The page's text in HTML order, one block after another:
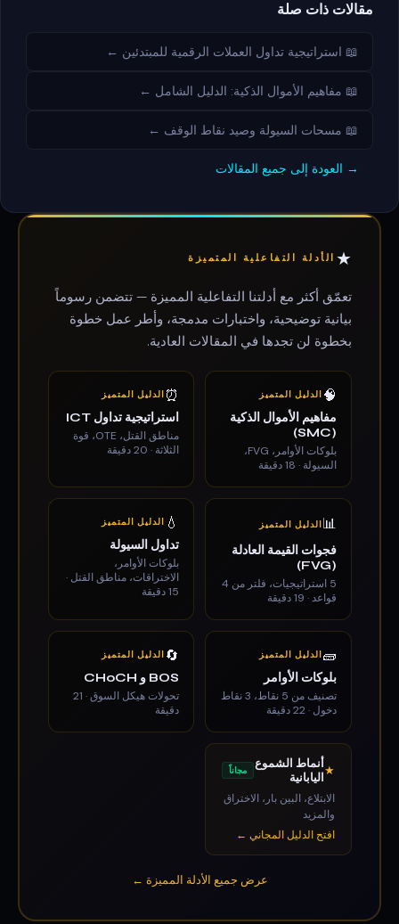
مقالات ذات صلة
📖 استراتيجية تداول العملات الرقمية للمبتدئين ←
📖 مفاهيم الأموال الذكية: الدليل الشامل ←
📖 مسحات السيولة وصيد نقاط الوقف ←
→ العودة إلى جميع المقالات
★ الأدلة التفاعلية المتميزة
تعمّق أكثر مع أدلتنا التفاعلية المميزة — تتضمن رسوماً
بيانية توضيحية، واختبارات مدمجة، وأطر عمل خطوة
بخطوة لن تجدها في المقالات العادية.
🧠 الدليل المتميز
مفاهيم الأموال الذكية
(SMC)
بلوكات الأوامر، FVG،
السيولة · 18 دقيقة
⏰ الدليل المتميز
استراتيجية تداول ICT
مناطق القتل، OTE، قوة
الثلاثة · 20 دقيقة
📊 الدليل المتميز
فجوات القيمة العادلة
(FVG)
5 استراتيجيات، فلتر من 4
قواعد · 19 دقيقة
💧 الدليل المتميز
تداول السيولة
بلوكات الأوامر،
الاختراقات، مناطق القتل ·
15 دقيقة
🧱 الدليل المتميز
بلوكات الأوامر
تصنيف من 5 نقاط، 3 نقاط
دخول · 22 دقيقة
🔄 الدليل المتميز
BOS و CHoCH
تحولات هيكل السوق · 21
دقيقة
★أنماط الشموع
اليابانية
مجاناً
الابتلاع، البين بار، الاختراق
والمزيد
افتح الدليل المجاني ←
عرض جميع الأدلة المميزة ←